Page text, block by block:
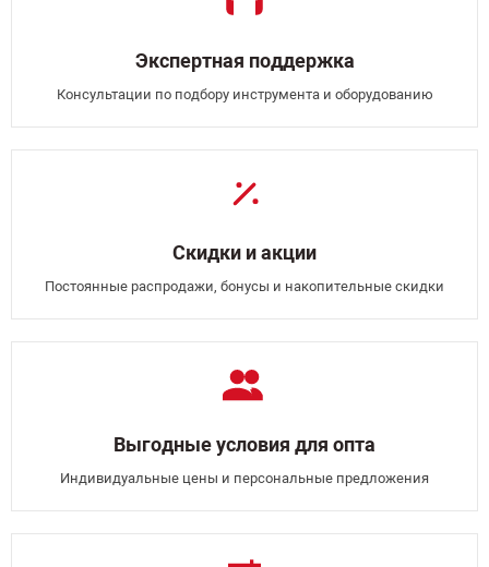
Экспертная поддержка
Консультации по подбору инструмента и оборудованию
Скидки и акции
Постоянные распродажи, бонусы и накопительные скидки
Выгодные условия для опта
Индивидуальные цены и персональные предложения